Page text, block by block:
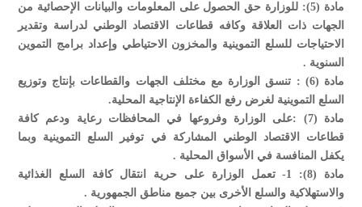
مادة (5): للوزارة حق الحصول على المعلومات والبيانات الإحصائية من
الجهات ذات العلاقة وكافه قطاعات الاقتصاد الوطني لدراسة وتقدير
الاحتياجات للسلع التموينية والمخزون الاحتياطي وإعداد برامج التموين
السنوية .
مادة (6) : تنسق الوزارة مع مختلف الجهات والقطاعات بإنتاج وتوزيع
السلع التموينية لغرض رفع الكفاءة الإنتاجية المحلية.
مادة (7) :على الوزارة وفروعها في المحافظات رعاية ودعم كافة
قطاعات الاقتصاد الوطني المشاركة في توفير السلع التموينية وبما
يكفل المنافسة في الأسواق المحلية .
مادة (8): 1- تعمل الوزارة على حرية انتقال كافة السلع الغذائية
والاستهلاكية والسلع الأخرى بين جميع مناطق الجمهورية .